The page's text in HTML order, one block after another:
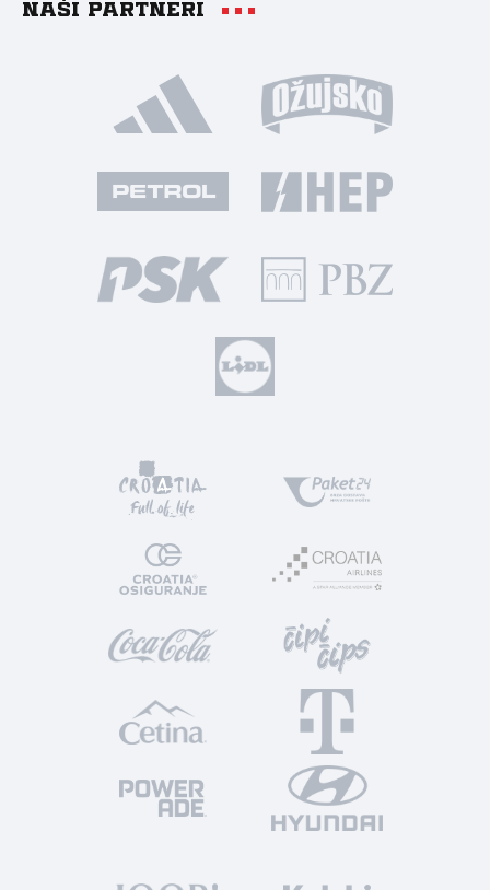
Naši partneri